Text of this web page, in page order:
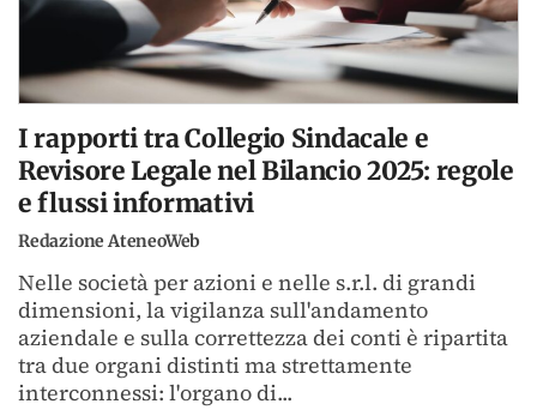
I rapporti tra Collegio Sindacale e
Revisore Legale nel Bilancio 2025: regole
e flussi informativi
Redazione AteneoWeb
Nelle società per azioni e nelle s.r.l. di grandi
dimensioni, la vigilanza sull'andamento
aziendale e sulla correttezza dei conti è ripartita
tra due organi distinti ma strettamente
interconnessi: l'organo di...